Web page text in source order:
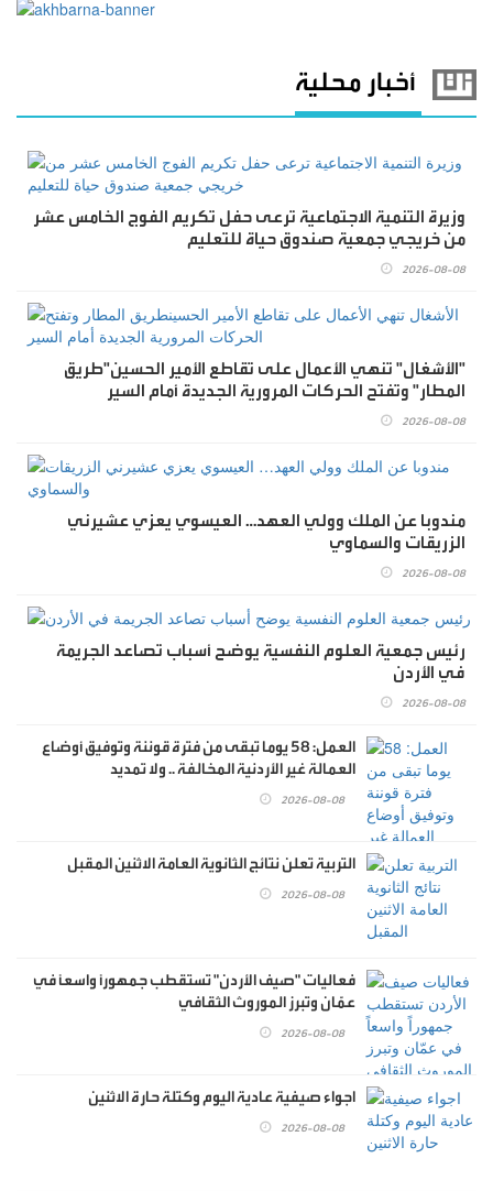
أخبار محلية
وزيرة التنمية الاجتماعية ترعى حفل تكريم الفوج الخامس عشر
من خريجي جمعية صندوق حياة للتعليم
2026-08-08
"الأشغال" تنهي الأعمال على تقاطع الأمير الحسين"طريق
المطار" وتفتح الحركات المرورية الجديدة أمام السير
2026-08-08
مندوبا عن الملك وولي العهد… العيسوي يعزي عشيرني
الزريقات والسماوي
2026-08-08
رئيس جمعية العلوم النفسية يوضح أسباب تصاعد الجريمة
في الأردن
2026-08-08
العمل: 58 يوما تبقى من فترة قوننة وتوفيق أوضاع
العمالة غير الأردنية المخالفة .. ولا تمديد
2026-08-08
التربية تعلن نتائج الثانوية العامة الاثنين المقبل
2026-08-08
فعاليات "صيف الأردن" تستقطب جمهوراً واسعاً في
عمّان وتبرز الموروث الثقافي
2026-08-08
اجواء صيفية عادية اليوم وكتلة حارة الاثنين
2026-08-08